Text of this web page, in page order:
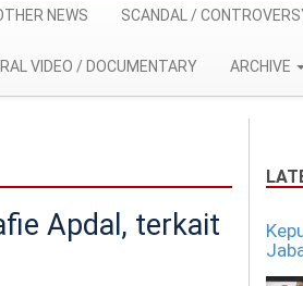
NEWS SCANDAL /
VIDEO / DOCUMENTARY ARCHIVE
Apdal, terkait